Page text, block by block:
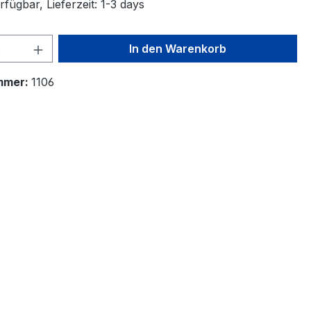
Lieferzeit: 1-3 days
Anzahl: Gib den gewünschten Wert
In den Warenkorb
1106